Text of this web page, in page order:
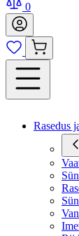
0
Rasedus